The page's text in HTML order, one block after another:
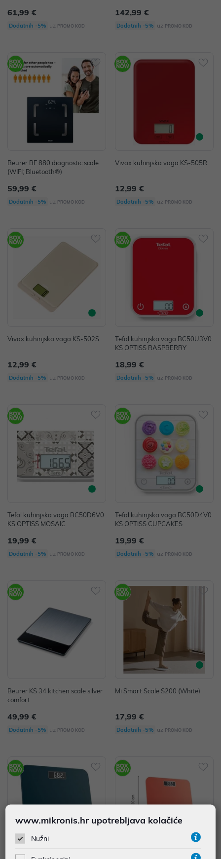
61,99 €
Dodatnih -5% uz PROMO KOD
142,99 €
Dodatnih -5% uz PROMO KOD
Beurer BF 880 diagnostic scale
(WIFI; Bluetooth®)
59,99 €
Dodatnih -5% uz PROMO KOD
Vivax kuhinjska vaga KS-505R
12,99 €
Dodatnih -5% uz PROMO KOD
Vivax kuhinjska vaga KS-502S
12,99 €
Dodatnih -5% uz PROMO KOD
Tefal kuhinjska vaga BC50U3V0
KS OPTISS RASPBERRY
18,99 €
Dodatnih -5% uz PROMO KOD
Tefal kuhinjska vaga BC50D6V0
KS OPTISS MOSAIC
19,99 €
Dodatnih -5% uz PROMO KOD
Tefal kuhinjska vaga BC50D4V0
KS OPTISS CUPCAKES
19,99 €
Dodatnih -5% uz PROMO KOD
Beurer KS 34 kitchen scale silver
comfort
49,99 €
Dodatnih -5% uz PROMO KOD
Mi Smart Scale S200 (White)
17,99 €
Dodatnih -5% uz PROMO KOD
www.mikronis.hr upotrebljava kolačiće
Nužni